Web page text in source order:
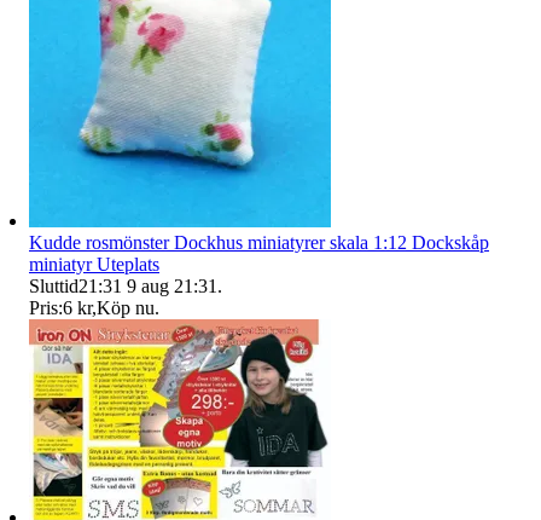
Kudde rosmönster Dockhus miniatyrer skala 1:12 Dockskåp
miniatyr Uteplats
Sluttid21:31 9 aug 21:31 .
Pris:6 kr,Köp nu.